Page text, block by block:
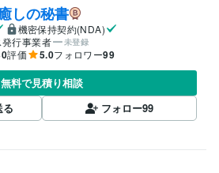
しの秘書
機密保持契約(NDA)
行事業者
未登録
評価 5.0フォロワー99
無料で見積り相談
る
フォロー99